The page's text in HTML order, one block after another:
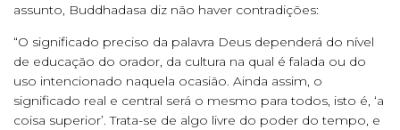
assunto, Buddhadasa diz não haver contradições:
“O significado preciso da palavra Deus dependerá do nível
de educação do orador, da cultura na qual é falada ou do
uso intencionado naquela ocasião. Ainda assim, o
significado real e central será o mesmo para todos, isto é, ‘a
coisa superior’. Trata-se de algo livre do poder do tempo, e